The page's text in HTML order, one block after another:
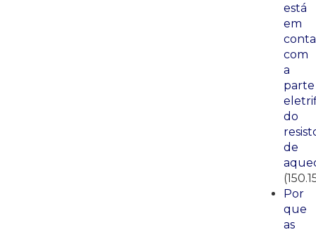
está
em
com
a
parte
do
de
Por
que
as